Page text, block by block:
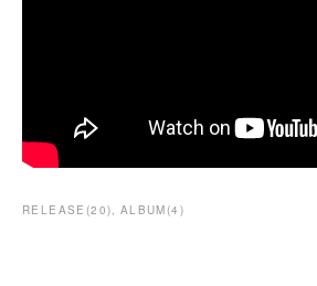
RELEASE (20) ALBUM (4 )